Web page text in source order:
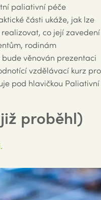
paliativní péče
části ukáže, jak lze
co její zavedení
rodinám
věnován prezentaci
vzdělávací kurz pro
pod hlavičkou Paliativní
proběhl)